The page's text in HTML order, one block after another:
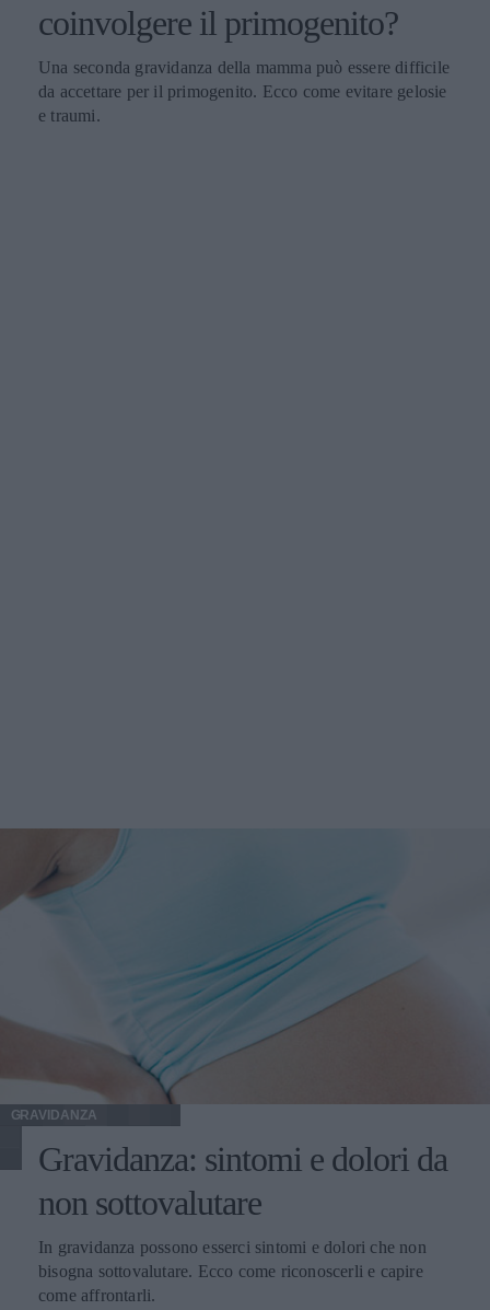
coinvolgere il primogenito?
Una seconda gravidanza della mamma può essere difficile
da accettare per il primogenito. Ecco come evitare gelosie
e traumi.
GRAVIDANZA
Gravidanza: sintomi e dolori da
non sottovalutare
In gravidanza possono esserci sintomi e dolori che non
bisogna sottovalutare. Ecco come riconoscerli e capire
come affrontarli.